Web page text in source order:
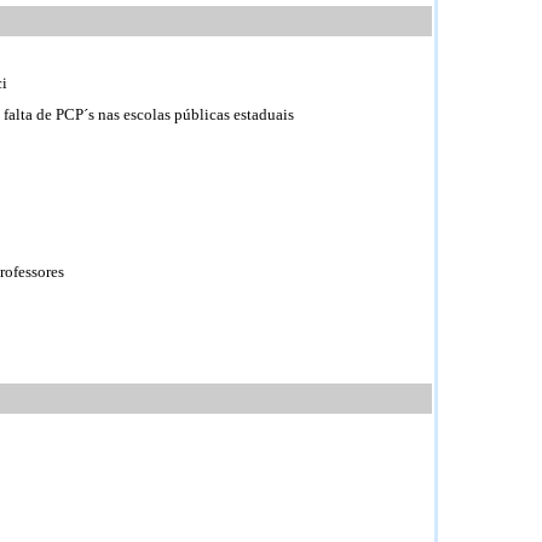
de PCP´s nas escolas públicas estaduais